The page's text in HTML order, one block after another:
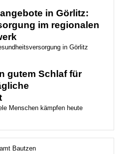
in Görlitz:
im regionalen
in Görlitz
gutem Schlaf für
Menschen kämpfen heute
Bautzen